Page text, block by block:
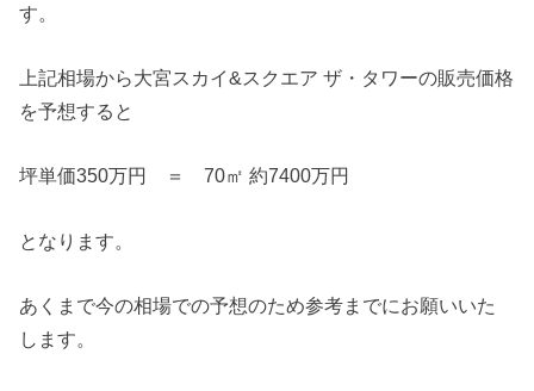
す。
上記相場から大宮スカイ&スクエア ザ・タワーの販売価格
を予想すると
坪単価350万円 ＝ 70㎡ 約7400万円
となります。
あくまで今の相場での予想のため参考までにお願いいた
します。